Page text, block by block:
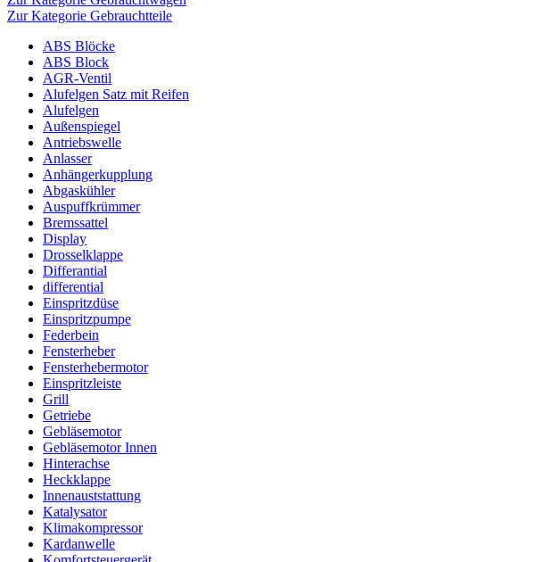
Zur Kategorie Gebrauchtteile
ABS Blöcke
ABS Block
AGR-Ventil
Alufelgen Satz mit Reifen
Alufelgen
Außenspiegel
Antriebswelle
Anlasser
Anhängerkupplung
Abgaskühler
Auspuffkrümmer
Bremssattel
Display
Drosselklappe
Differantial
differential
Einspritzdüse
Einspritzpumpe
Federbein
Fensterheber
Fensterhebermotor
Einspritzleiste
Grill
Getriebe
Gebläsemotor
Gebläsemotor Innen
Hinterachse
Heckklappe
Innenauststattung
Katalysator
Klimakompressor
Kardanwelle